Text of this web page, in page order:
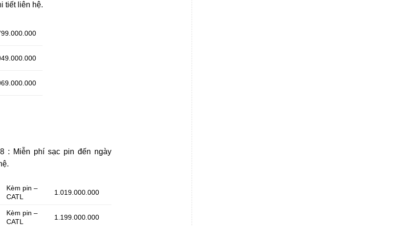
tiết liên hệ.
: Miễn phí sạc pin đến ngày
Kèm pin –
CATL
1.019.000.000
Kèm pin –
CATL
1.199.000.000